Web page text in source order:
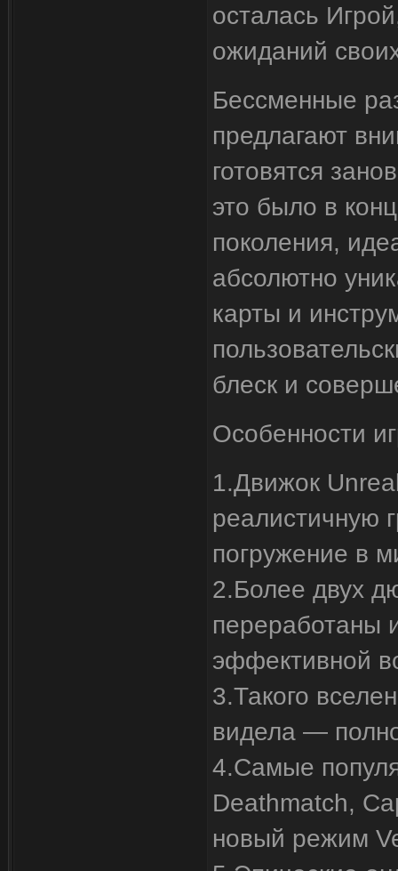
осталась
ожиданий
Бессменные
предлагают
готовятся
это было в
поколения,
абсолютно
карты и
блеск и
Особенности
1.Движок
реалистичную
погружение в
2.Более двух
переработаны
эффективной
3.Такого
видела —
4.Самые
Deathmatch,
новый режим